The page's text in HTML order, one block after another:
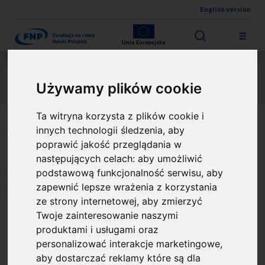
Używamy plików cookie
Ta witryna korzysta z plików cookie i
innych technologii śledzenia, aby
poprawić jakość przeglądania w
następujących celach:aby umożliwić
podstawową funkcjonalność serwisu,aby
zapewnić lepsze wrażenia z korzystania
ze strony internetowej,aby zmierzyć
Twoje zainteresowanie naszymi
produktami i usługami oraz
personalizować interakcje marketingowe,
aby dostarczać reklamy które są dla
English version
Unia Europejska
Jesteś tutaj:
internetowych FNP
Zapytanie ofertowe:
Obsługa techniczna stron
internetowych FNP
Opublikowano: %s
05.12.2025
Zapytanie ofertowe: Obsługa techniczna
stron internetowych FNP
Termin złożenia oferty: 16.12.2025